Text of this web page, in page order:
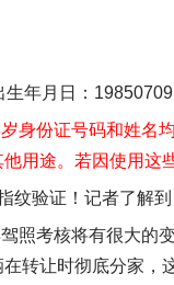
年月日：
身份证号码和姓
用途。若因使用
验证！记者了解
照考核将有很大
转让时彻底分家，